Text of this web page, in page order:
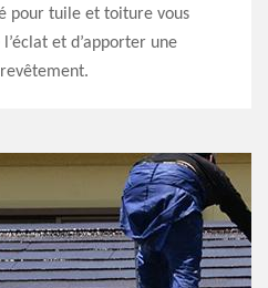
pour tuile et toiture vous
et d’apporter une